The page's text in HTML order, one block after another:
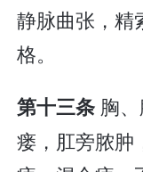
静脉曲张，精
格。
第十三条 胸
瘘，肛旁脓肿